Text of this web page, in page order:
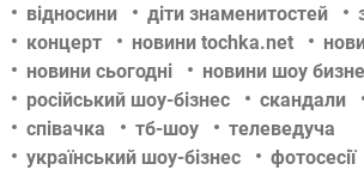
відносини
діти знаменитостей
концерт
новини tochka.net
новини сьогодні
новини шоу
російський шоу-бізнес
скандали
співачка
тб-шоу
телеведуча
український шоу-бізнес
фотосесії